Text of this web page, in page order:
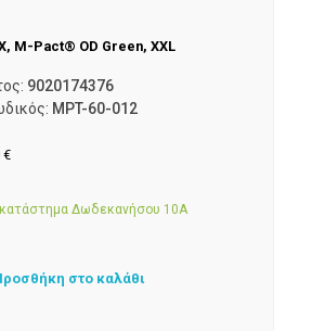
M-Pact® OD Green, XXL
9020174376
MPT-60-012
€
κατάστημα Δωδεκανήσου 10Α
στο καλάθι